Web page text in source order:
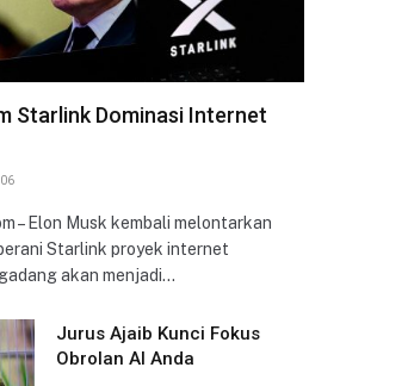
Starlink Dominasi Internet
– Elon Musk kembali melontarkan
Starlink proyek internet
akan menjadi…
Jurus Ajaib Kunci Fokus
Obrolan AI Anda